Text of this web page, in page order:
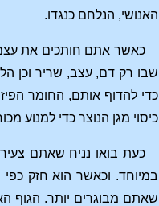
האנושי, הנלחם כנגדו.
כאשר אתם חותכים את
שבו רק דם, עצב, שריר וכן
כדי להדוף אותם, החומר
כיסוי מגן הנוצר כדי למנוע
במיוחד. וכאשר הוא חזק
שאתם מבוגרים יותר. הגוף